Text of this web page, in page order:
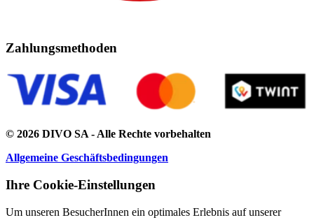
Zahlungsmethoden
© 2026 DIVO SA - Alle Rechte vorbehalten
Allgemeine Geschäftsbedingungen
Ihre Cookie-Einstellungen
Um unseren BesucherInnen ein optimales Erlebnis auf unserer